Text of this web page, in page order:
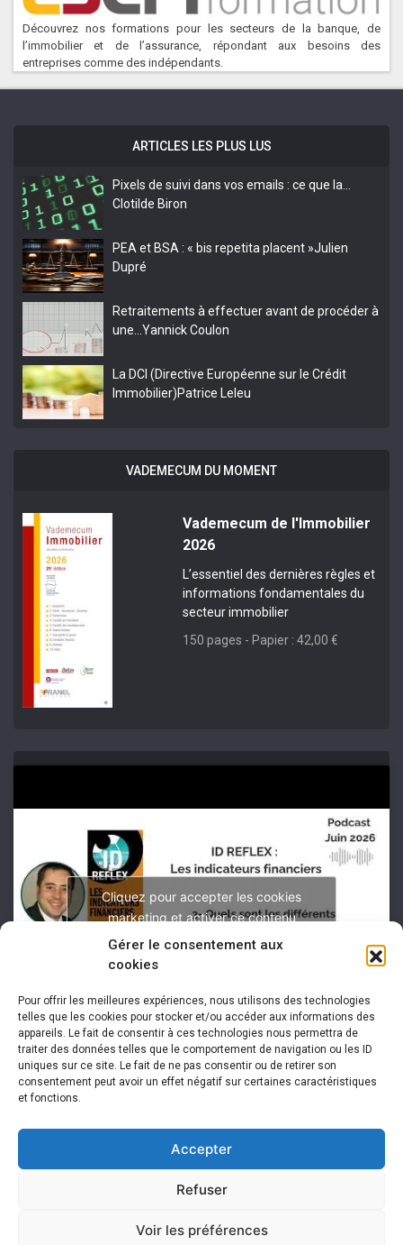
Gérer le consentement aux
cookies
Pour offrir les meilleures expériences, nous utilisons des technologies
telles que les cookies pour stocker et/ou accéder aux informations des
appareils. Le fait de consentir à ces technologies nous permettra de
traiter des données telles que le comportement de navigation ou les ID
uniques sur ce site. Le fait de ne pas consentir ou de retirer son
consentement peut avoir un effet négatif sur certaines caractéristiques
et fonctions.
Accepter
Refuser
Voir les préférences
Découvrez nos formations pour les secteurs de la banque, de
l’immobilier et de l’assurance, répondant aux besoins des
entreprises comme des indépendants.
ARTICLES LES PLUS LUS
Pixels de suivi dans vos emails : ce que la…
Clotilde Biron
PEA et BSA : « bis repetita placent »Julien
Dupré
Retraitements à effectuer avant de procéder à
une…Yannick Coulon
La DCI (Directive Européenne sur le Crédit
Immobilier)Patrice Leleu
VADEMECUM DU MOMENT
Vademecum de l'Immobilier
2026
L’essentiel des dernières règles et
informations fondamentales du
secteur immobilier
150 pages - Papier : 42,00 €
Cliquez pour accepter les cookies
marketing et activer ce contenu